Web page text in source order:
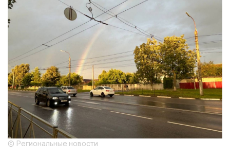
© Региональные новости